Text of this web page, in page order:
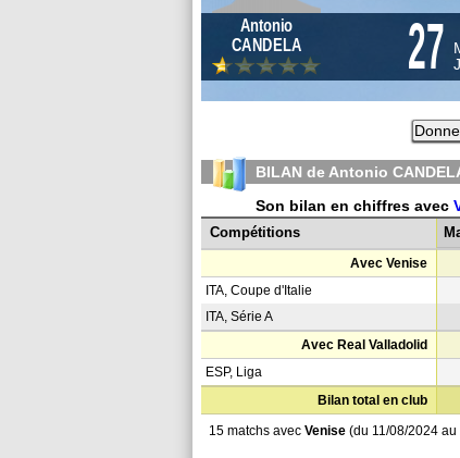
Antonio
CANDELA
27
BILAN de Antonio
Son bilan en chiffres avec
Compétitions
Avec Venise
ITA, Coupe d'Italie
ITA, Série A
Avec Real Valladolid
ESP, Liga
Bilan total en club
15 matchs avec Venise (du 11/08/2024